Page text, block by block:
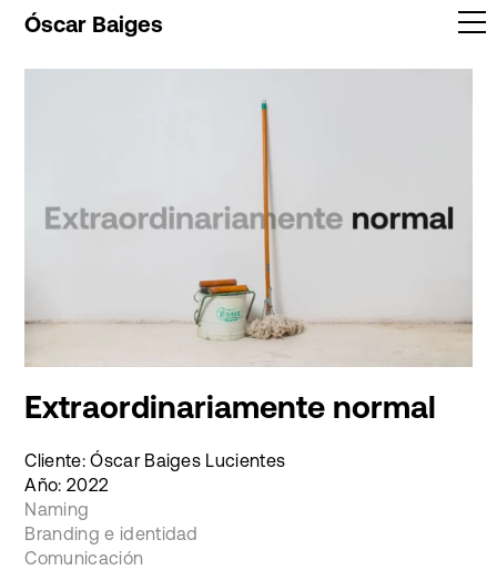
Contacto
Óscar Baiges
Extraordinariamente normal
Cliente: Óscar Baiges Lucientes
Año: 2022
Naming
Branding e identidad
Comunicación